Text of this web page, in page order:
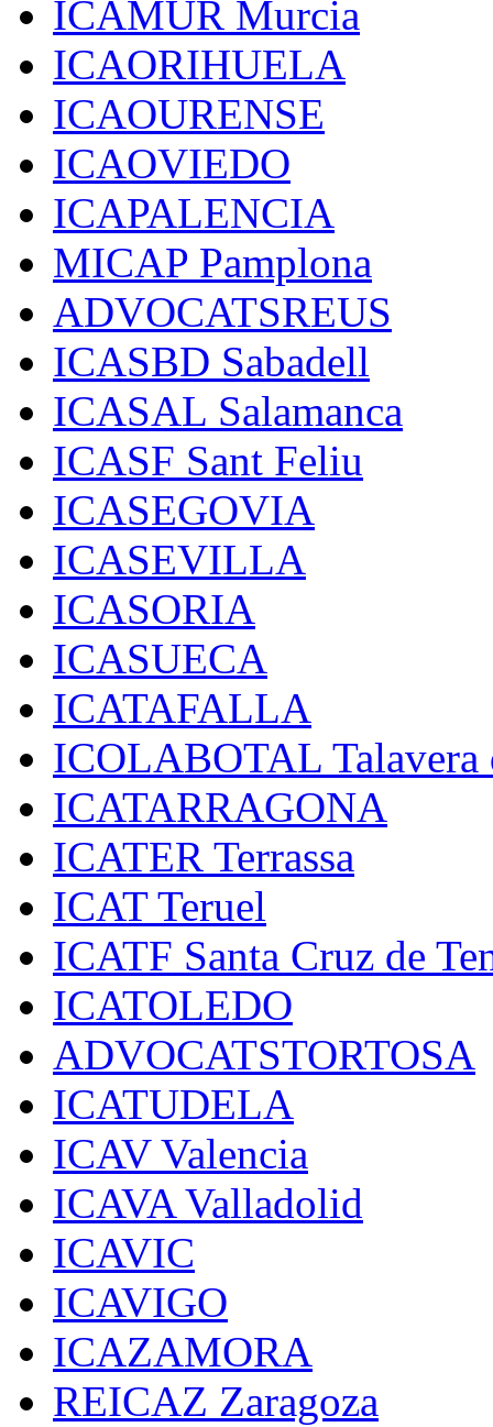
ICAMUR Murcia
ICAORIHUELA
ICAOURENSE
ICAOVIEDO
ICAPALENCIA
MICAP Pamplona
ADVOCATSREUS
ICASBD Sabadell
ICASAL Salamanca
ICASF Sant Feliu
ICASEGOVIA
ICASEVILLA
ICASORIA
ICASUECA
ICATAFALLA
ICOLABOTAL Talavera
ICATARRAGONA
ICATER Terrassa
ICAT Teruel
ICATF Santa Cruz de
ICATOLEDO
ADVOCATSTORTOSA
ICATUDELA
ICAV Valencia
ICAVA Valladolid
ICAVIC
ICAVIGO
ICAZAMORA
REICAZ Zaragoza